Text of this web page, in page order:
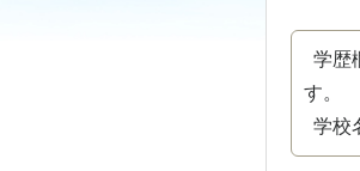
学歴
す。
学校